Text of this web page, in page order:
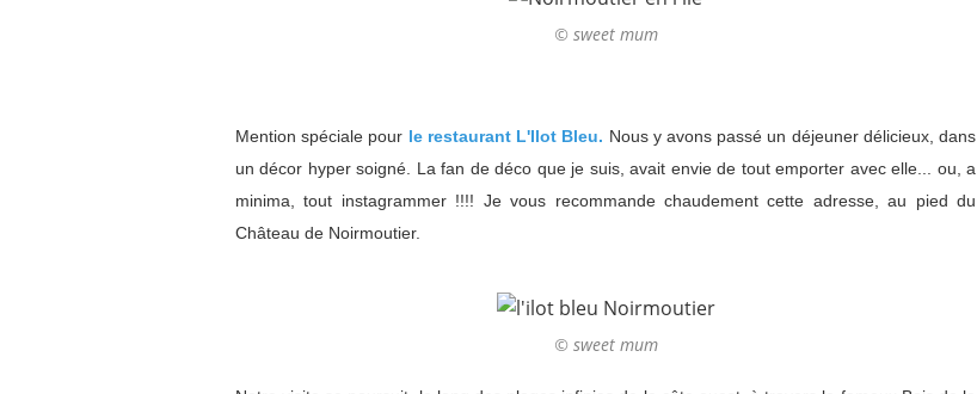
© sweet mum
Mention spéciale pour le restaurant L'Ilot Bleu. Nous y avons passé un déjeuner délicieux, dans
un décor hyper soigné. La fan de déco que je suis, avait envie de tout emporter avec elle... ou, a
minima, tout instagrammer !!!! Je vous recommande chaudement cette adresse, au pied du
Château de Noirmoutier.
© sweet mum